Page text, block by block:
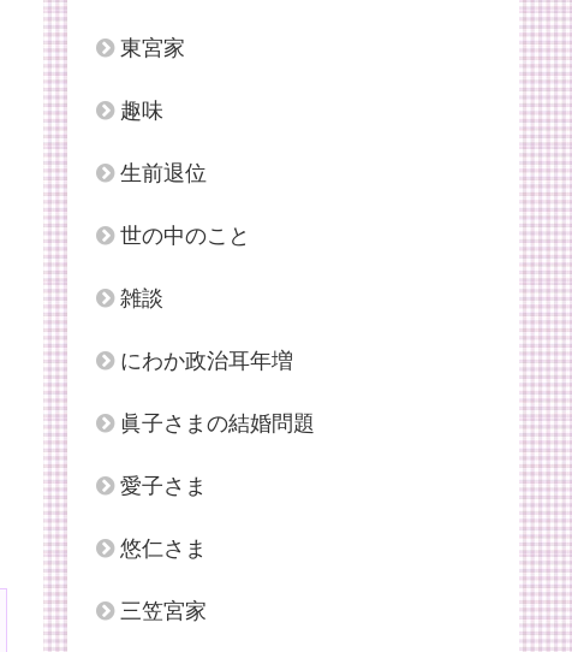
東宮家
趣味
生前退位
世の中のこと
雑談
にわか政治耳年増
眞子さまの結婚問題
愛子さま
悠仁さま
三笠宮家